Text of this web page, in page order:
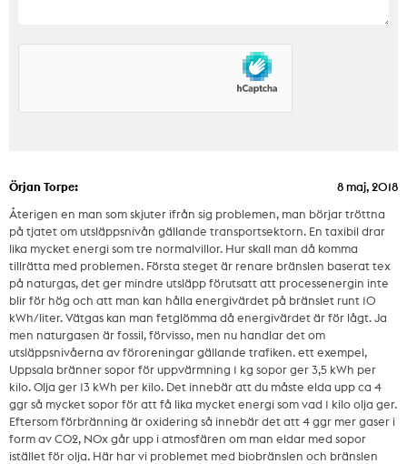
Örjan Torpe:
8 maj, 2018
Återigen en man som skjuter ifrån sig problemen, man börjar tröttna
på tjatet om utsläppsnivån gällande transportsektorn. En taxibil drar
lika mycket energi som tre normalvillor. Hur skall man då komma
tillrätta med problemen. Första steget är renare bränslen baserat tex
på naturgas, det ger mindre utsläpp förutsatt att processenergin inte
blir för hög och att man kan hålla energivärdet på bränslet runt 10
kWh/liter. Vätgas kan man fetglömma då energivärdet är för lågt. Ja
men naturgasen är fossil, förvisso, men nu handlar det om
utsläppsnivåerna av föroreningar gällande trafiken. ett exempel,
Uppsala bränner sopor för uppvärmning 1 kg sopor ger 3,5 kWh per
kilo. Olja ger 13 kWh per kilo. Det innebär att du måste elda upp ca 4
ggr så mycket sopor för att få lika mycket energi som vad 1 kilo olja ger.
Eftersom förbränning är oxidering så innebär det att 4 ggr mer gaser i
form av CO2, NOx går upp i atmosfären om man eldar med sopor
istället för olja. Här har vi problemet med biobränslen och bränslen